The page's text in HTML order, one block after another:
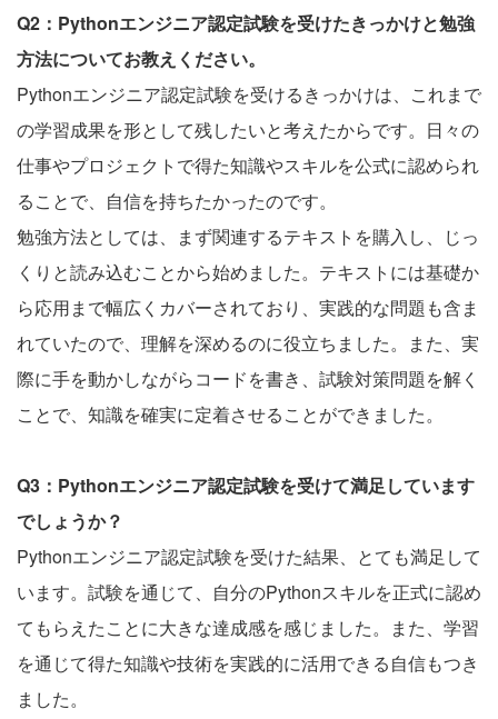
Q2：Pythonエンジニア認定試験を受けたきっかけと勉強
方法についてお教えください。
Pythonエンジニア認定試験を受けるきっかけは、これまで
の学習成果を形として残したいと考えたからです。日々の
仕事やプロジェクトで得た知識やスキルを公式に認められ
ることで、自信を持ちたかったのです。
勉強方法としては、まず関連するテキストを購入し、じっ
くりと読み込むことから始めました。テキストには基礎か
ら応用まで幅広くカバーされており、実践的な問題も含ま
れていたので、理解を深めるのに役立ちました。また、実
際に手を動かしながらコードを書き、試験対策問題を解く
ことで、知識を確実に定着させることができました。
Q3：Pythonエンジニア認定試験を受けて満足しています
でしょうか？
Pythonエンジニア認定試験を受けた結果、とても満足して
います。試験を通じて、自分のPythonスキルを正式に認め
てもらえたことに大きな達成感を感じました。また、学習
を通じて得た知識や技術を実践的に活用できる自信もつき
ました。